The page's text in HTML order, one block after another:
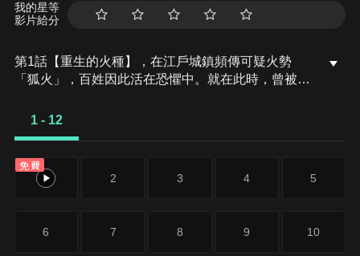
我的星等
影片給分
第1話【重生的火種】，在江戶城鎮頻傳可疑火勢
「狐火」，百姓因此活在恐懼中。就在此時，曾被譽
遭逢挫敗，選擇悄悄隱居郊外。然而，新庄藩藩士折
妻子深雪的支持下，他下定決心再次投身烈焰之中。
1 - 12
免費
1 2 3 4 5
6 7 8 9 10